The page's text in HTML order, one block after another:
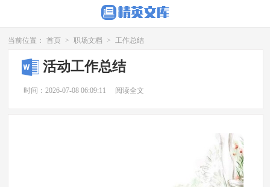
当前位置： 首页 > 职场文档 > 工作总结
活动工作总结
时间：2026-07-08 06:09:11 阅读全文